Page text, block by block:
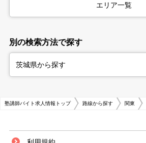
エリア一覧
別の検索方法で探す
茨城県から探す
塾講師バイト求人情報トップ 路線から探す 関東